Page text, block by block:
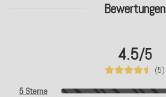
Bewertungen
4.5/5
(5)
5 Sterne